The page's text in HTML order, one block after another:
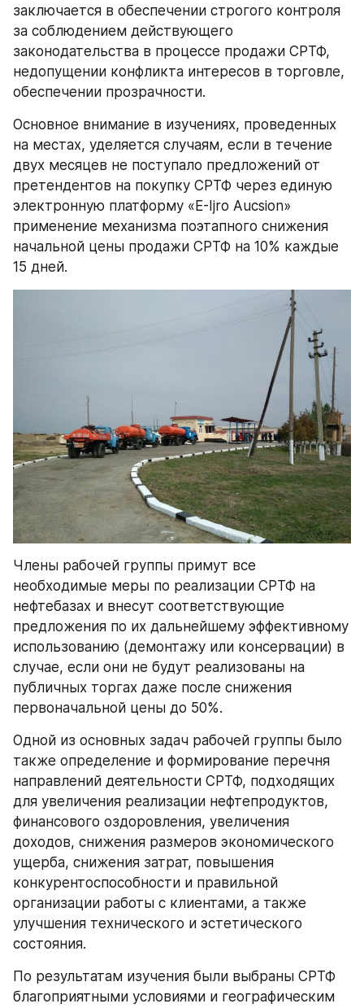
заключается в обеспечении строгого контроля
за соблюдением действующего
законодательства в процессе продажи СРТФ,
недопущении конфликта интересов в торговле,
обеспечении прозрачности.
Основное внимание в изучениях, проведенных
на местах, уделяется случаям, если в течение
двух месяцев не поступало предложений от
претендентов на покупку СРТФ через единую
электронную платформу «E-Ijro Aucsion»
применение механизма поэтапного снижения
начальной цены продажи СРТФ на 10% каждые
15 дней.
Члены рабочей группы примут все
необходимые меры по реализации СРТФ на
нефтебазах и внесут соответствующие
предложения по их дальнейшему эффективному
использованию (демонтажу или консервации) в
случае, если они не будут реализованы на
публичных торгах даже после снижения
первоначальной цены до 50%.
Одной из основных задач рабочей группы было
также определение и формирование перечня
направлений деятельности СРТФ, подходящих
для увеличения реализации нефтепродуктов,
финансового оздоровления, увеличения
доходов, снижения размеров экономического
ущерба, снижения затрат, повышения
конкурентоспособности и правильной
организации работы с клиентами, а также
улучшения технического и эстетического
состояния.
По результатам изучения были выбраны СРТФ
благоприятными условиями и географическим